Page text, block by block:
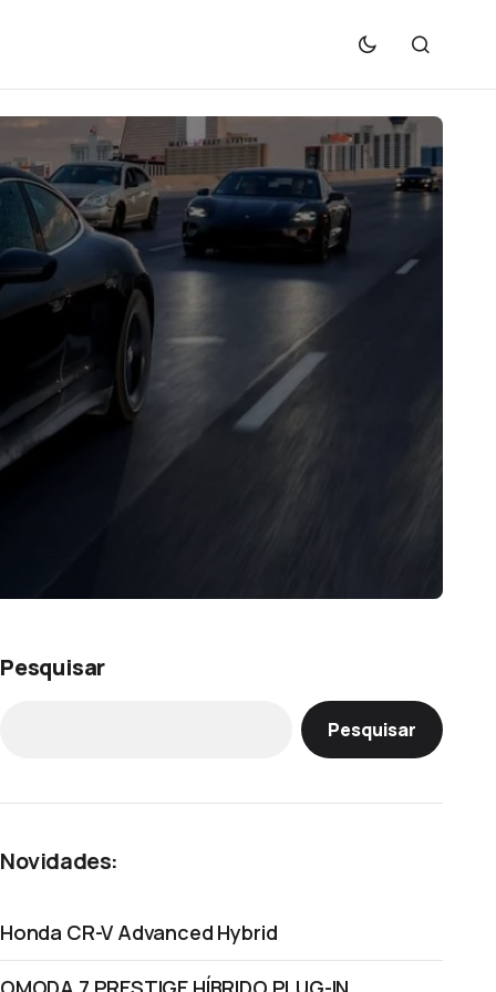
Pesquisar
Pesquisar
Novidades:
Honda CR-V Advanced Hybrid